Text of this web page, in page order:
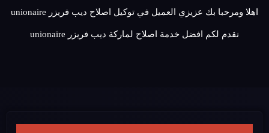
اهلا ومرحبا بك عزيزي العميل في توكيل اصلاح ديب فريزر unionaire
نقدم لكم افضل خدمة اصلاح لماركة ديب فريزر unionaire